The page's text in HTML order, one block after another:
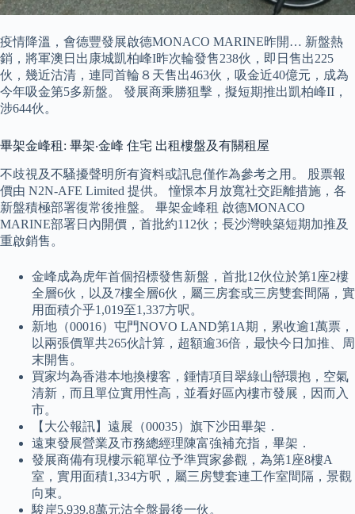
疫情降溫，會德豐發展啟德MONACO MARINE昨開… 新盤熱
銷，將軍澳日出康城凱柏峰I昨次輪發售238伙，即日售出225
伙，幾近沽清，連同首輪８天售出463伙，吸金近40億元，成為
今年吸金第5多新盤。 發展商乘勝狙擊，擬短期推出凱柏峰II，
涉644伙。
畢架金峰租: 畢架‧金峰 住宅 出租樓盤及有關租屋
不歧視及不騷擾聲明所有資料或訊息僅作為參考之用。 股票報
價由 N2N-AFE Limited 提供。 憧憬本月放寬社交距離措施，各
新盤積極部署復常後推盤。 畢架金峰租 啟德MONACO
MARINE部署日內開價，首批約112伙；長沙灣映築短期加推及
重啟銷售。
金峰成為虎年首個招標發售新盤，首批12伙位於第1座2樓
全層6伙，以及7樓全層6伙，屬三房套或三房雙套間隔，實
用面積介乎1,019至1,337方呎。
新地（00016）屯門NOVO LAND第1A期，累收逾1萬票，
以兩張價單共265伙計算，超額逾36倍，最快今日加推、周
末開售。
買家均為香港本地換樓客，鍾情項目翠綠山巒環抱，空氣
清新，而且單位實用性高，並看好區內樓市發展，因而入
市。
【大公報訊】遠展（00035）旗下沙田畢架．
遠東發展營業及市務總經理陳富強補充指，畢架．
發展商備有現樓示範單位予準買家參觀，為第1座8樓A
室，實用面積1,334方呎，屬三房雙套連工作室間隔，景觀
向東。
駿岸5,939.8萬元沽全盤最後一伙。